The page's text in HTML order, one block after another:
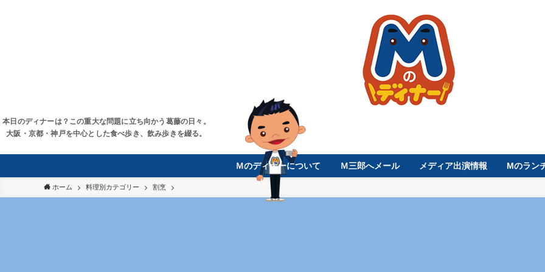
本日のディナーは？この重大な問題に立ち向かう葛藤の日々。
大阪・京都・神戸を中心とした食べ歩き、飲み歩きを綴る。
Ｍのディナーについて Ｍ三郎へメール メディア出演情報 Mのラン
ホーム 料理別カテゴリー 割烹